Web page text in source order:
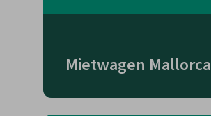
Mietwagen Mallorca